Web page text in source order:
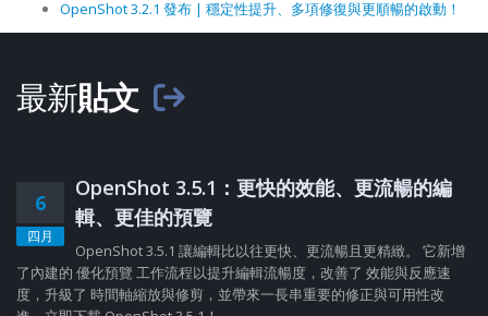
OpenShot 3.2.1 發布 | 穩定性提升、多項修復與更順暢的啟動！
最新貼文
6
四月
OpenShot 3.5.1：更快的效能、更流暢的編
輯、更佳的預覽
OpenShot 3.5.1 讓編輯比以往更快、更流暢且更精緻。 它新增
了內建的 優化預覽 工作流程以提升編輯流暢度，改善了 效能與反應速
度，升級了 時間軸縮放與修剪，並帶來一長串重要的修正與可用性改